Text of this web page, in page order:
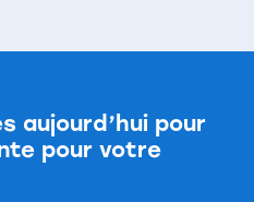
aujourd’hui pour
pour votre